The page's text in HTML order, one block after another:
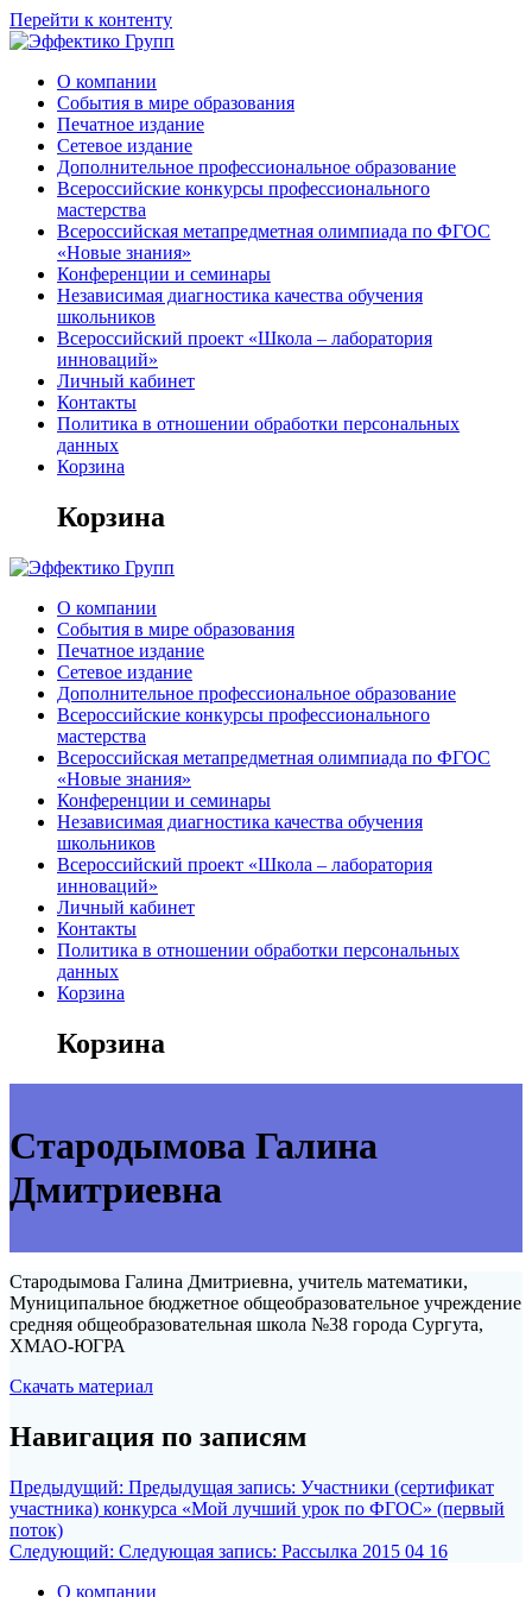
Перейти к контенту
О компании
События в мире образования
Печатное издание
Сетевое издание
Дополнительное профессиональное образование
Всероссийские конкурсы профессионального
мастерства
Всероссийская метапредметная олимпиада по ФГОС
«Новые знания»
Конференции и семинары
Независимая диагностика качества обучения
школьников
Всероссийский проект «Школа – лаборатория
инноваций»
Личный кабинет
Контакты
Политика в отношении обработки персональных
данных
Корзина
Корзина
О компании
События в мире образования
Печатное издание
Сетевое издание
Дополнительное профессиональное образование
Всероссийские конкурсы профессионального
мастерства
Всероссийская метапредметная олимпиада по ФГОС
«Новые знания»
Конференции и семинары
Независимая диагностика качества обучения
школьников
Всероссийский проект «Школа – лаборатория
инноваций»
Личный кабинет
Контакты
Политика в отношении обработки персональных
данных
Корзина
Корзина
Стародымова Галина
Дмитриевна
Стародымова Галина Дмитриевна, учитель математики,
Муниципальное бюджетное общеобразовательное учреждение
средняя общеобразовательная школа №38 города Сургута,
ХМАО-ЮГРА
Скачать материал
Навигация по записям
Предыдущий: Предыдущая запись: Участники (сертификат
участника) конкурса «Мой лучший урок по ФГОС» (первый
поток)
Следующий: Следующая запись: Рассылка 2015 04 16
О компании